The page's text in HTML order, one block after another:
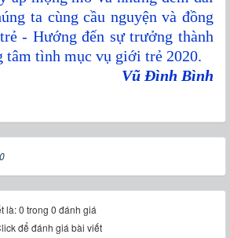
ta cùng cầu nguyện và đồng
- Hướng đến sự trưởng thành
tâm tình mục vụ giới trẻ 2020.
Vũ Đình Bình
là: 0 trong 0 đánh giá
để đánh giá bài viết